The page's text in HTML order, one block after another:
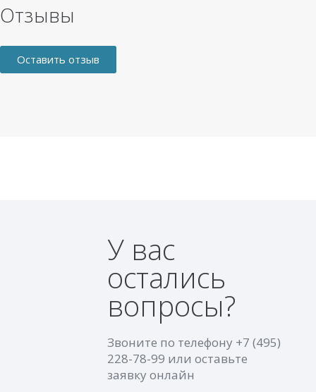
Отзывы
Оставить отзыв
У вас
остались
вопросы?
Звоните по телефону +7 (495)
228-78-99 или оставьте
заявку онлайн